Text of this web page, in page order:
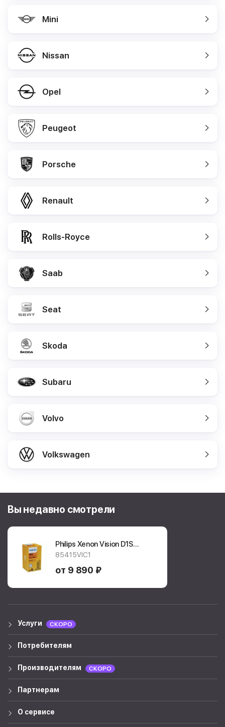
Mini
Nissan
Opel
Peugeot
Porsche
Renault
Rolls-Royce
Saab
Seat
Skoda
Subaru
Volvo
Volkswagen
Вы недавно смотрели
Philips Xenon Vision D1S
4600k85415VIC1
85415VIC1
от 9 890 ₽
Услуги СКОРО
Потребителям
Производителям СКОРО
Партнерам
О сервисе